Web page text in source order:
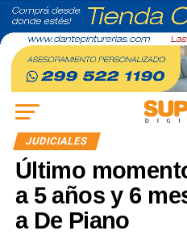
JUDICIALES
Último
a 5 años y 6
a De Piano